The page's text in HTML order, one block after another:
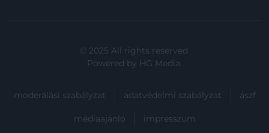
© 2025 All rights reserved.
Powered by HG Media
moderálási szabályzat adatvédelmi szabályzat ászf
médiaajánló impresszum